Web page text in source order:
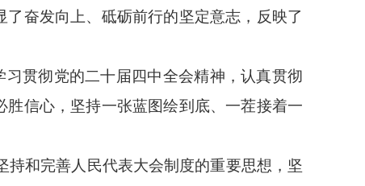
奋发向上、砥砺前行的坚定意志，反映了
习贯彻党的二十届四中全会精神，认真贯彻
信心，坚持一张蓝图绘到底、一茬接着一
持和完善人民代表大会制度的重要思想，坚